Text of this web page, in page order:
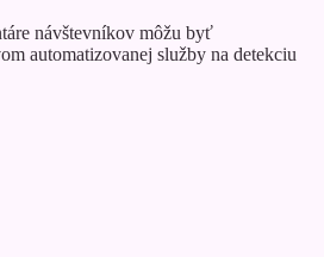
návštevníkov môžu byť
automatizovanej služby na detekciu